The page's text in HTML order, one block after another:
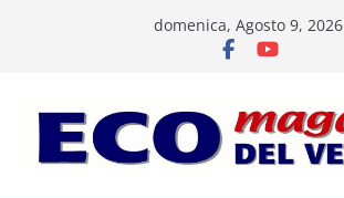
domenica, Agosto 9, 2026